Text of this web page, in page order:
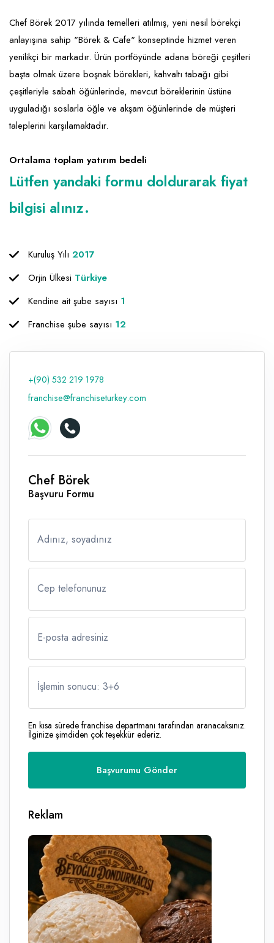
Ev Hizmetleri
Sağlık Güzellik
Turizm - Eğlence
Market FMGC - Katlı Mağaza
Mobilya ve Ev Tekstili
Oyuncak ve Hediyelik
Takı
Yapı Malzemesi - Hırdavat
Gayrimenkul
Gıda ve Sarf Malzemeleri
Güvenlik - Temizlik
Giyim - Aksesuar
Hukuk - Marka - Patent ve Tercüme
Lojistik - Kargo ve Kurye
Mobilya Dekorasyon
Proje - İnşaat ve Tesisat
Raf ve Depo Sistemleri
Reklam - Tanıtım - PR ve İnternet
Chef Börek 2017 yılında temelleri atılmış, yeni nesil börekçi
anlayışına sahip "Börek & Cafe" konseptinde hizmet veren
yenilikçi bir markadır. Ürün portföyünde adana böreği çeşitleri
başta olmak üzere boşnak börekleri, kahvaltı tabağı gibi
çeşitleriyle sabah öğünlerinde, mevcut böreklerinin üstüne
uyguladığı soslarla öğle ve akşam öğünlerinde de müşteri
taleplerini karşılamaktadır.
Ortalama toplam yatırım bedeli
Lütfen yandaki formu doldurarak fiyat
bilgisi alınız.
Kuruluş Yılı 2017
Orjin Ülkesi Türkiye
Kendine ait şube sayısı 1
Franchise şube sayısı 12
+(90) 532 219 1978
franchise@franchiseturkey.com
Chef Börek
Başvuru Formu
Adınız, soyadınız
Cep telefonunuz
E-posta adresiniz
İşlemin sonucu: 3+6
En kısa sürede franchise departmanı tarafından aranacaksınız.
İlginize şimdiden çok teşekkür ederiz.
Reklam